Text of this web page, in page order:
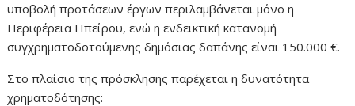
υποβολή προτάσεων έργων περιλαμβάνεται μόνο η
Περιφέρεια Ηπείρου, ενώ η ενδεικτική κατανομή
συγχρηματοδοτούμενης δημόσιας δαπάνης είναι 150.000 €.
Στο πλαίσιο της πρόσκλησης παρέχεται η δυνατότητα
χρηματοδότησης: